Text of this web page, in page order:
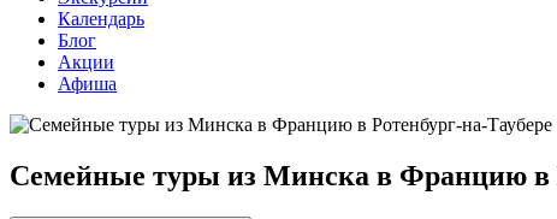
Календарь
Блог
Акции
Афиша
Семейные туры из Минска в Францию в